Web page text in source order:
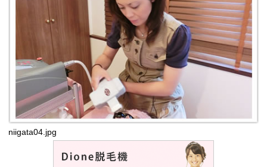
niigata04.jpg